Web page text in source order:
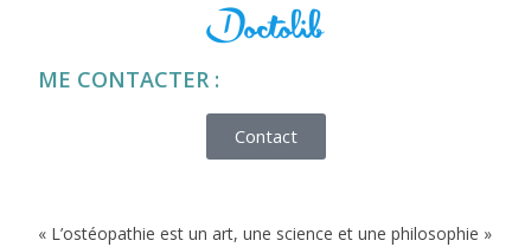
ME CONTACTER :
Contact
« L’ostéopathie est un art, une science et une philosophie »